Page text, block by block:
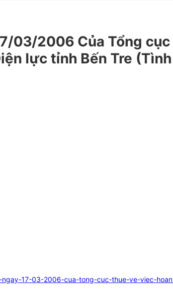
03/2006 Của Tổng
lực tỉnh Bến Tre
17-03-2006-cua-tong-cuc-thue-ve-viec-